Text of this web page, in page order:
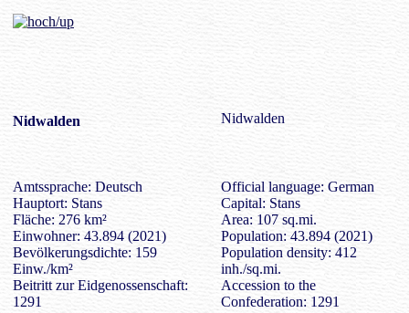
Nidwalden Nidwalden
Amtssprache: Deutsch
Hauptort: Stans
Fläche: 276 km²
Einwohner: 43.894 (2021)
Bevölkerungsdichte: 159
Einw./km²
Beitritt zur Eidgenossenschaft:
1291
Official language: German
Capital: Stans
Area: 107 sq.mi.
Population: 43.894 (2021)
Population density: 412
inh./sq.mi.
Accession to the
Confederation: 1291